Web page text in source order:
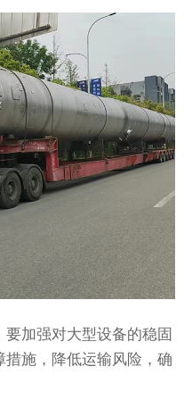
加强对大型设备的稳固
措施，降低运输风险，确